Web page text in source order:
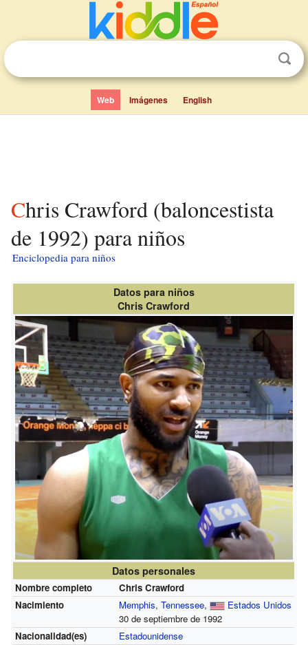
Web Imágenes English
Chris Crawford (baloncestista
de 1992) para niños
Enciclopedia para niños
Datos para niños
Chris Crawford
Datos personales
Nombre completo
Chris Crawford
Nacimiento
Memphis, Tennessee,
Estados Unidos
30 de septiembre de 1992
Nacionalidad(es)
Estadounidense